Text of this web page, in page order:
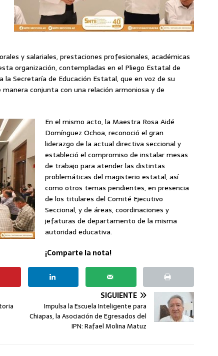
y salariales, prestaciones profesionales, académicas
organización, contempladas en el Pliego Estatal de
Secretaría de Educación Estatal, que en voz de su
conjunta con una relación armoniosa y de
En el mismo acto, la Maestra Rosa Aidé
Domínguez Ochoa, reconoció el gran
liderazgo de la actual directiva seccional y
estableció el compromiso de instalar mesas
de trabajo para atender las distintas
problemáticas del magisterio estatal, así
como otros temas pendientes, en presencia
de los titulares del Comité Ejecutivo
Seccional, y de áreas, coordinaciones y
jefaturas de departamento de la misma
autoridad educativa.
¡Comparte la nota!
SIGUIENTE
Impulsa la Escuela Inteligente para
Chiapas, la Asociación de Egresados del
IPN: Rafael Molina Matuz